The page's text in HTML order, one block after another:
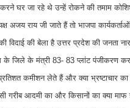
घर जा रहे थे उन्हें रोकने की तमाम
राय जी जाते हैं तो भाजपा
विदाई की बेला है उत्तर प्रदेश की जनता
जिले के मंत्री 83- 83 प्लांट पंजीकरण
कमीशन लेते हैं और क्या भ्रष्टाचार का
गरीब आदमी का और किसानों का क्या